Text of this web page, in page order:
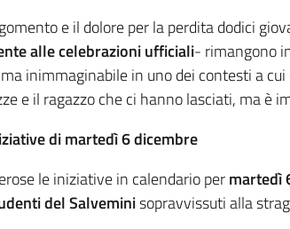
e il dolore per la perdita dodici
alle celebrazioni ufficiali- rimangono
inimmaginabile in uno dei contesti a
e il ragazzo che ci hanno lasciati, ma è
di martedì 6 dicembre
le iniziative in calendario permartedì
del Salveminisopravvissuti alla